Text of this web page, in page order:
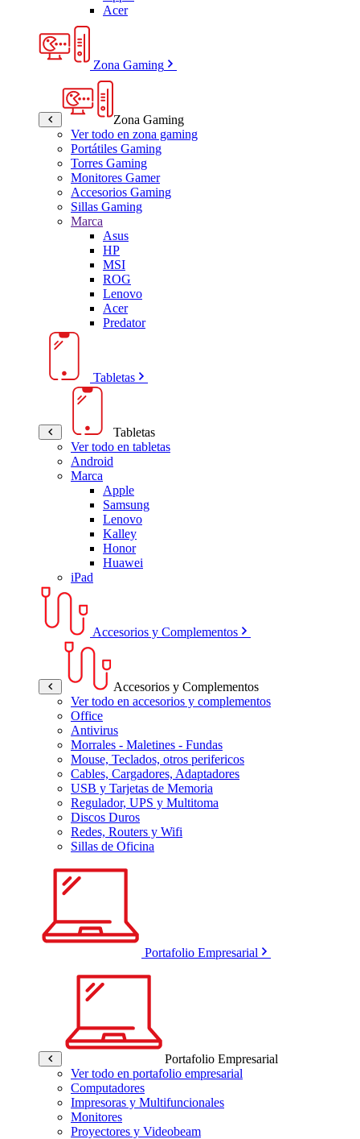
Acer
Zona Gaming
Zona Gaming
Ver todo en zona gaming
Portátiles Gaming
Torres Gaming
Monitores Gamer
Accesorios Gaming
Sillas Gaming
Marca
Asus
HP
MSI
ROG
Lenovo
Acer
Predator
Tabletas
Tabletas
Ver todo en tabletas
Android
Marca
Apple
Samsung
Lenovo
Kalley
Honor
Huawei
iPad
Accesorios y Complementos
Accesorios y Complementos
Ver todo en accesorios y complementos
Office
Antivirus
Morrales - Maletines - Fundas
Mouse, Teclados, otros perifericos
Cables, Cargadores, Adaptadores
USB y Tarjetas de Memoria
Regulador, UPS y Multitoma
Discos Duros
Redes, Routers y Wifi
Sillas de Oficina
Portafolio Empresarial
Portafolio Empresarial
Ver todo en portafolio empresarial
Computadores
Impresoras y Multifuncionales
Monitores
Proyectores y Videobeam